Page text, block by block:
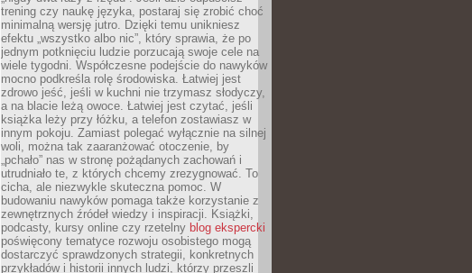
trening czy naukę języka, postaraj się zrobić choć
minimalną wersję jutro. Dzięki temu unikniesz
efektu „wszystko albo nic”, który sprawia, że po
jednym potknięciu ludzie porzucają swoje cele na
wiele tygodni. Współczesne podejście do nawyków
mocno podkreśla rolę środowiska. Łatwiej jest
zdrowo jeść, jeśli w kuchni nie trzymasz słodyczy,
a na blacie leżą owoce. Łatwiej jest czytać, jeśli
książka leży przy łóżku, a telefon zostawiasz w
innym pokoju. Zamiast polegać wyłącznie na silnej
woli, można tak zaaranżować otoczenie, by
„pchało” nas w stronę pożądanych zachowań i
utrudniało te, z których chcemy zrezygnować. To
cicha, ale niezwykle skuteczna pomoc. W
budowaniu nawyków pomaga także korzystanie z
zewnętrznych źródeł wiedzy i inspiracji. Książki,
podcasty, kursy online czy rzetelny blog ekspercki
poświęcony tematyce rozwoju osobistego mogą
dostarczyć sprawdzonych strategii, konkretnych
przykładów i historii innych ludzi, którzy przeszli